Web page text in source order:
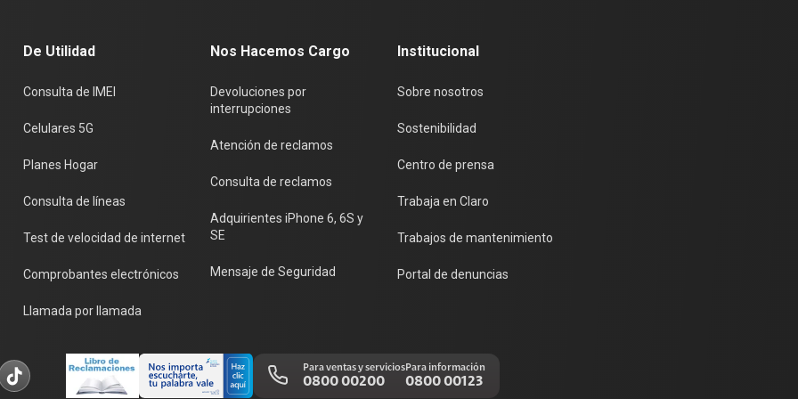
De Utilidad
Consulta de IMEI
Celulares 5G
Planes Hogar
Consulta de líneas
Test de velocidad de internet
Comprobantes electrónicos
Llamada por llamada
Nos Hacemos Cargo
Devoluciones por
interrupciones
Atención de reclamos
Consulta de reclamos
Adquirientes iPhone 6, 6S y
SE
Mensaje de Seguridad
Institucional
Sobre nosotros
Sostenibilidad
Centro de prensa
Trabaja en Claro
Trabajos de mantenimiento
Portal de denuncias
Para ventas y servicios
0800 00200
Para información
0800 00123